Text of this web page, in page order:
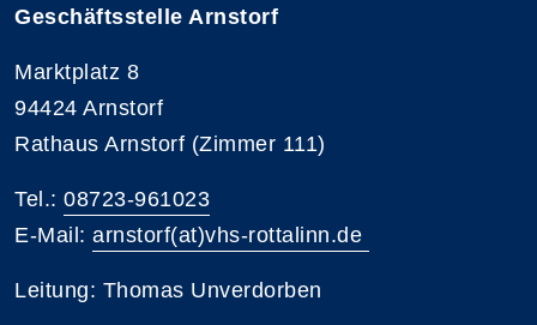
Geschäftsstelle Arnstorf
Marktplatz 8
94424 Arnstorf
Rathaus Arnstorf (Zimmer 111)
Tel.: 08723-961023
E-Mail: arnstorf(at)vhs-rottalinn.de
Leitung: Thomas Unverdorben